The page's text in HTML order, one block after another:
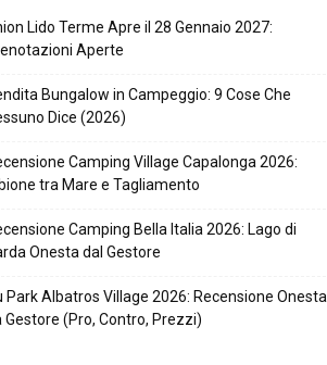
Lido Terme Apre il 28 Gennaio 2027:
Aperte
Bungalow in Campeggio: 9 Cose Che
Dice (2026)
Camping Village Capalonga 2026:
tra Mare e Tagliamento
Camping Bella Italia 2026: Lago di
Onesta dal Gestore
Park Albatros Village 2026: Recensione Onesta
Gestore (Pro, Contro, Prezzi)